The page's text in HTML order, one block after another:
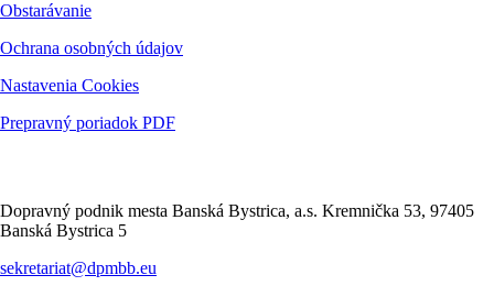
Obstarávanie
Ochrana osobných údajov
Nastavenia Cookies
Prepravný poriadok PDF
Dopravný podnik mesta Banská Bystrica, a.s. Kremnička 53, 97405
Banská Bystrica 5
sekretariat@dpmbb.eu